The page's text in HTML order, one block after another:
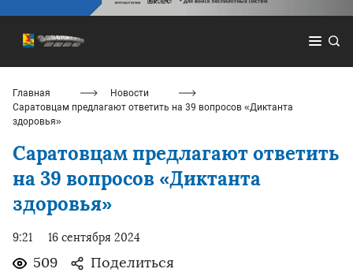
Главная
Новости
Саратовцам предлагают ответить на 39 вопросов «Диктанта
здоровья»
Саратовцам предлагают ответить
на 39 вопросов «Диктанта
здоровья»
9:21 16 сентября 2024
509 Поделиться